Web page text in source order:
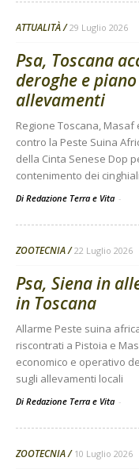
ATTUALITÀ 29 Luglio 2026
Psa, Toscana
deroghe e
allevamenti
Regione Toscana,
contro la Peste Suina
della Cinta Senese Dop
contenimento dei
Di Redazione Terra e Vita -
ZOOTECNIA 22 Luglio 2026
Psa, Siena in
in Toscana
Allarme Peste suina
riscontrati a Pistoia e
economico e operativo
sugli allevamenti locali
Di Redazione Terra e Vita -
ZOOTECNIA 10 Luglio 2026